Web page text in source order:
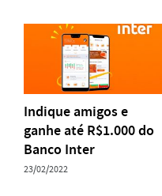
Indique amigos e
ganhe até R$1.000 do
Banco Inter
23/02/2022